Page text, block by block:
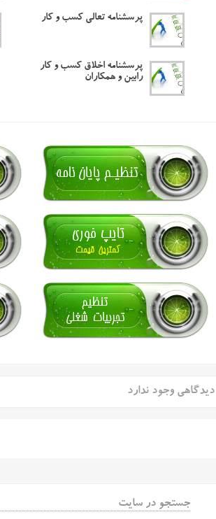
پرسشنامه تعالی کسب و کار
پرسشنامه اخلاق کسب و کار
رابین و همکاران
دیدگاهی وجود ندارد
جستجو در سایت